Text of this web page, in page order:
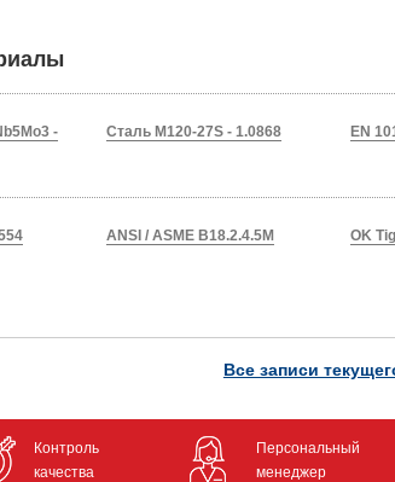
-
Сталь M120-27S - 1.0868 EN
ANSI / ASME B18.2.4.5M OK
Все записи
Контроль
качества
Персональный
менеджер